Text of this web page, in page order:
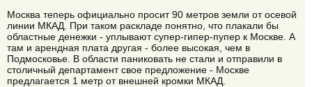
Москва теперь официально просит 90 метров земли от осевой
линии МКАД. При таком раскладе понятно, что плакали бы
областные денежки - уплывают супер-гипер-пупер к Москве. А
там и арендная плата другая - более высокая, чем в
Подмосковье. В области паниковать не стали и отправили в
столичный департамент свое предложение - Москве
предлагается 1 метр от внешней кромки МКАД.